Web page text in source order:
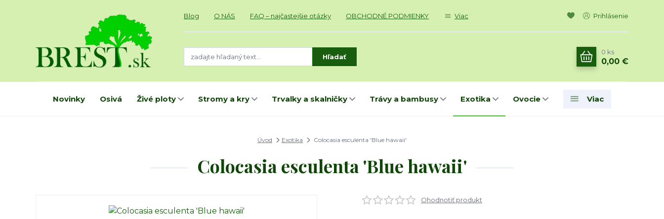
Blog O NÁS FAQ – najčastejšie otázky OBCHODNÉ PODMIENKY Viac Prihlásenie
Hľadať
0 ks
0,00 €
Novinky Osivá Živé ploty Stromy a kry Trvalky a skalničky Trávy a bambusy Exotika Ovocie Viac
Úvod Exotika Colocasia esculenta 'Blue hawaii'
Colocasia esculenta 'Blue hawaii'
Ohodnotiť produkt